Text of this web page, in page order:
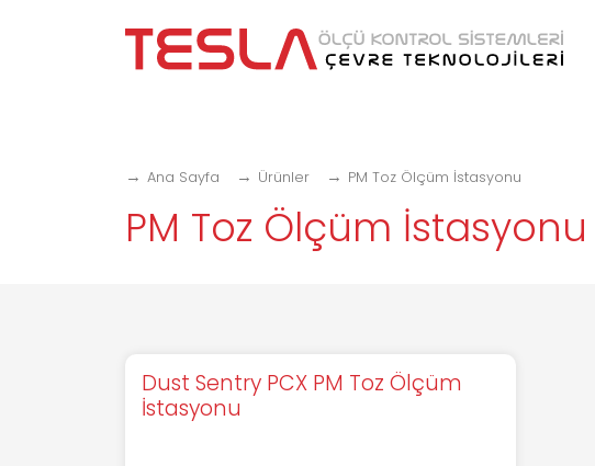
Ana Sayfa Ürünler PM Toz Ölçüm İstasyonu
PM Toz Ölçüm İstasyonu
Dust Sentry PCX PM Toz Ölçüm
İstasyonu